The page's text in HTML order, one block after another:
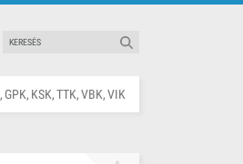
GPK KSK TTK VBK VIK